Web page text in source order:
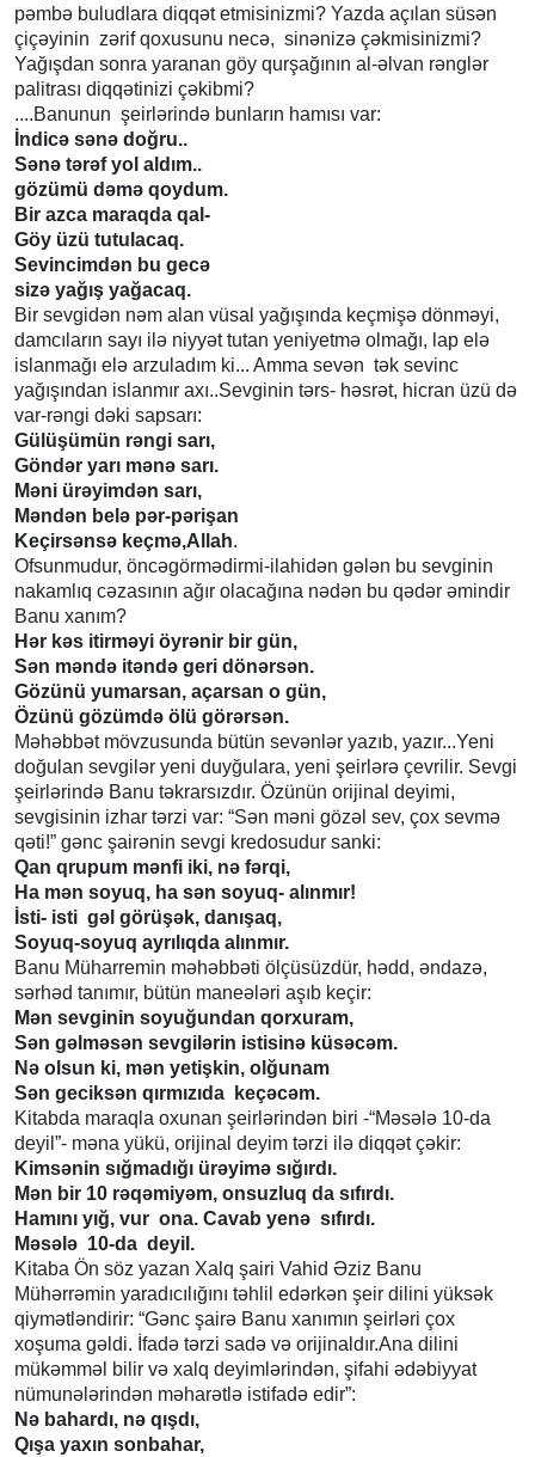
pəmbə buludlara diqqət etmisinizmi? Yazda açılan süsən
çiçəyinin zərif qoxusunu necə, sinənizə çəkmisinizmi?
Yağışdan sonra yaranan göy qurşağının al-əlvan rənglər
palitrası diqqətinizi çəkibmi?
....Banunun şeirlərində bunların hamısı var:
İndicə sənə doğru..
Sənə tərəf yol aldım..
gözümü dəmə qoydum.
Bir azca maraqda qal-
Göy üzü tutulacaq.
Sevincimdən bu gecə
sizə yağış yağacaq.
Bir sevgidən nəm alan vüsal yağışında keçmişə dönməyi,
damcıların sayı ilə niyyət tutan yeniyetmə olmağı, lap elə
islanmağı elə arzuladım ki... Amma sevən tək sevinc
yağışından islanmır axı..Sevginin tərs- həsrət, hicran üzü də
var-rəngi dəki sapsarı:
Gülüşümün rəngi sarı,
Göndər yarı mənə sarı.
Məni ürəyimdən sarı,
Məndən belə pər-pərişan
Keçirsənsə keçmə,Allah.
Ofsunmudur, öncəgörmədirmi-ilahidən gələn bu sevginin
nakamlıq cəzasının ağır olacağına nədən bu qədər əmindir
Banu xanım?
Hər kəs itirməyi öyrənir bir gün,
Sən məndə itəndə geri dönərsən.
Gözünü yumarsan, açarsan o gün,
Özünü gözümdə ölü görərsən.
Məhəbbət mövzusunda bütün sevənlər yazıb, yazır...Yeni
doğulan sevgilər yeni duyğulara, yeni şeirlərə çevrilir. Sevgi
şeirlərində Banu təkrarsızdır. Özünün orijinal deyimi,
sevgisinin izhar tərzi var: “Sən məni gözəl sev, çox sevmə
qəti!” gənc şairənin sevgi kredosudur sanki:
Qan qrupum mənfi iki, nə fərqi,
Ha mən soyuq, ha sən soyuq- alınmır!
İsti- isti gəl görüşək, danışaq,
Soyuq-soyuq ayrılıqda alınmır.
Banu Müharremin məhəbbəti ölçüsüzdür, hədd, əndazə,
sərhəd tanımır, bütün maneələri aşıb keçir:
Mən sevginin soyuğundan qorxuram,
Sən gəlməsən sevgilərin istisinə küsəcəm.
Nə olsun ki, mən yetişkin, olğunam
Sən geciksən qırmızıda keçəcəm.
Kitabda maraqla oxunan şeirlərindən biri -“Məsələ 10-da
deyil”- məna yükü, orijinal deyim tərzi ilə diqqət çəkir:
Kimsənin sığmadığı ürəyimə sığırdı.
Mən bir 10 rəqəmiyəm, onsuzluq da sıfırdı.
Hamını yığ, vur ona. Cavab yenə sıfırdı.
Məsələ 10-da deyil.
Kitaba Ön söz yazan Xalq şairi Vahid Əziz Banu
Mühərrəmin yaradıcılığını təhlil edərkən şeir dilini yüksək
qiymətləndirir: “Gənc şairə Banu xanımın şeirləri çox
xoşuma gəldi. İfadə tərzi sadə və orijinaldır.Ana dilini
mükəmməl bilir və xalq deyimlərindən, şifahi ədəbiyyat
nümunələrindən məharətlə istifadə edir”:
Nə bahardı, nə qışdı,
Qışa yaxın sonbahar,